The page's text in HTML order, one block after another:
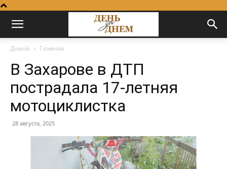
Домой Главная
В Захарове в ДТП
пострадала 17-летняя
мотоциклистка
28 августа, 2025